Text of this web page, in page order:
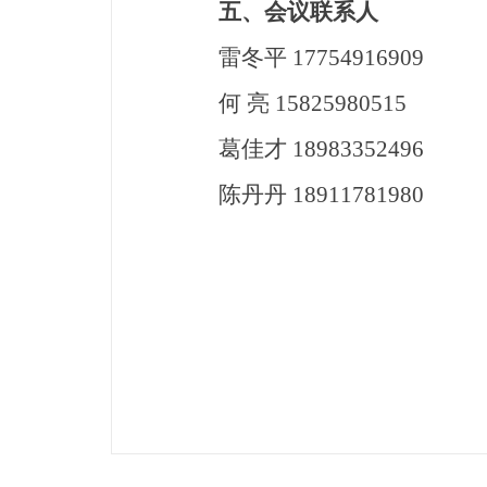
五、会议联系人
雷冬平 17754916909
何 亮 15825980515
葛佳才 18983352496
陈丹丹 18911781980